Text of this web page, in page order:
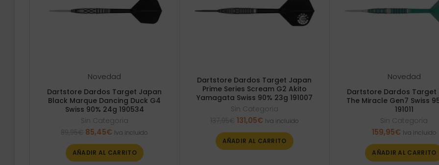
Novedad
Dartstore Dardos Target Japan
Black Marque Dancing Duck G4
Swiss 90% 24g 190534
Sin Categoria
El
original
era:
85,45€El
actual
es:
Iva incluido
AÑADIR AL CARRITO
Dartstore Dardos Target Japan
Prime Series Scream G2 Akito
Yamagata Swiss 90% 23g 191007
Sin Categoria
El
original
era:
131,05€El
actual
es:
Iva incluido
AÑADIR AL CARRITO
Novedad
Dartstore Dardos Target
The Miracle Gen7 Swiss
191011
Sin Categoria
159,95€ Iva incluido
AÑADIR AL CARRITO